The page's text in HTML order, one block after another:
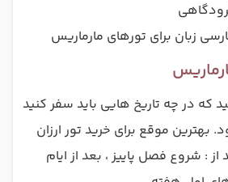
زبان برای تورهای مارماریس
که در چه تاریخ هایی باید سفر کنید
بهترین موقع برای خرید تور ارزان
از : شروع فصل پاییز ، بعد از ایام